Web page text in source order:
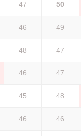
47 50
46 49
48 47
46 47
45 48
46 46